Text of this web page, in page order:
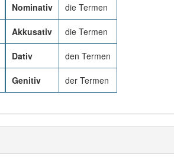
Nominativ
die Termen
Akkusativ die Termen
Dativ den Termen
Genitiv der Termen